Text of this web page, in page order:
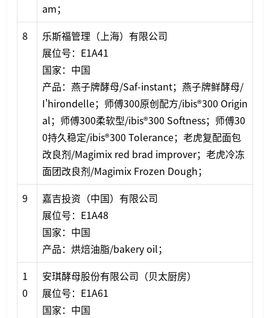
am；
8
乐斯福管理（上海）有限公司
展位号：E1A41
国家：中国
产品：燕子牌酵母/Saf-instant；燕子牌鲜酵母/
I'hirondelle；师傅300原创配方/ibis®300 Origin
al；师傅300柔软型/ibis®300 Softness；师傅30
0持久稳定/ibis®300 Tolerance；老虎复配面包
改良剂/Magimix red brad improver；老虎冷冻
面团改良剂/Magimix Frozen Dough；
9
嘉吉投资（中国）有限公司
展位号：E1A48
国家：中国
产品：烘焙油脂/bakery oil；
1
0
安琪酵母股份有限公司（贝太厨房）
展位号：E1A61
国家：中国